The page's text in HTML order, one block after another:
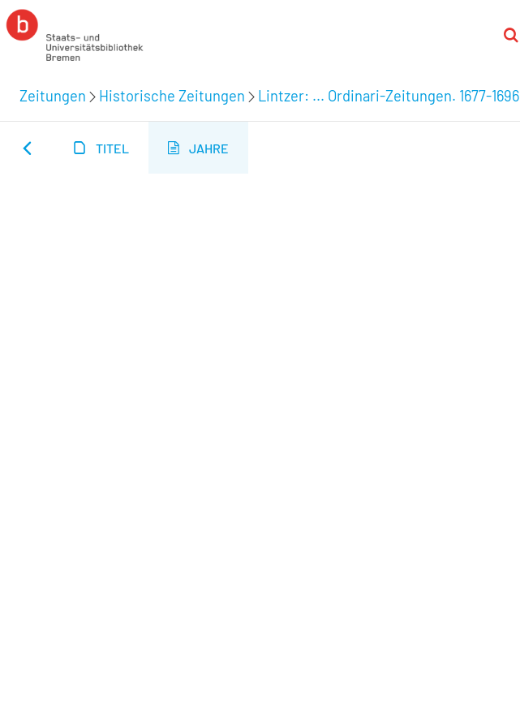
Zeitungen Historische Zeitungen Lintzer: ... Ordinari-Zeitungen. 1677-1696
TITEL JAHRE